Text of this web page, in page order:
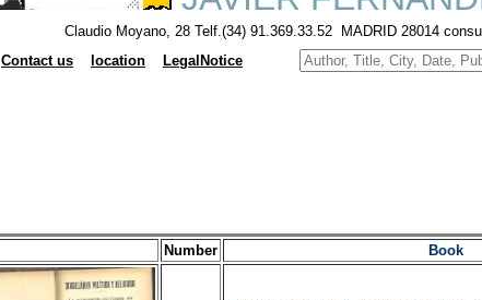
Claudio Moyano, 28 Telf.(34) 91.369.33.52 MADRID 28014
Contact us location LegalNotice
Number Book